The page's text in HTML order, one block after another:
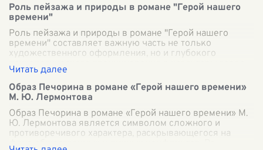
Роль пейзажа и природы в романе "Герой нашего
времени"
Роль пейзажа и природы в романе "Герой нашего
времени" составляет важную часть не только
художественного оформления, но и глубокого
психологического проникновения в характеры герое
Образ Печорина в романе «Герой нашего времени»
М. Ю. Лермонтова
Образ Печорина в романе «Герой нашего времени» М.
Ю. Лермонтова является символом сложного и
противоречивого характера, раскрывающегося на
фоне общественных и личных конфликтов. Ра